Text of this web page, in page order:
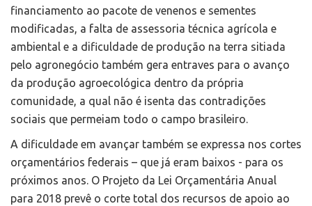
financiamento ao pacote de venenos e sementes
modificadas, a falta de assessoria técnica agrícola e
ambiental e a dificuldade de produção na terra sitiada
pelo agronegócio também gera entraves para o avanço
da produção agroecológica dentro da própria
comunidade, a qual não é isenta das contradições
sociais que permeiam todo o campo brasileiro.
A dificuldade em avançar também se expressa nos cortes
orçamentários federais – que já eram baixos - para os
próximos anos. O Projeto da Lei Orçamentária Anual
para 2018 prevê o corte total dos recursos de apoio ao